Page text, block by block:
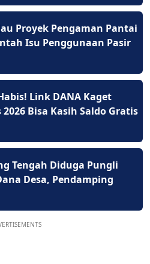
Proyek Pengaman Pantai
Isu Penggunaan Pasir
Link DANA Kaget
Bisa Kasih Saldo Gratis
Tengah Diduga Pungli
Desa, Pendamping